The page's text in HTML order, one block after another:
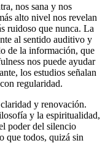
nos sana y nos
alto nivel nos revelan
ruidoso que nunca. La
al sentido auditivo y
de la información, que
nos puede ayudar
los estudios señalan
regularidad.
y renovación.
y la espiritualidad,
poder del silencio
que todos, quizá sin